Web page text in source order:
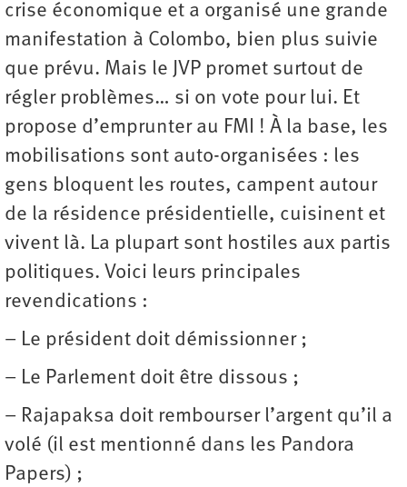
crise économique et a organisé une grande
manifestation à Colombo, bien plus suivie
que prévu. Mais le JVP promet surtout de
régler problèmes… si on vote pour lui. Et
propose d’emprunter au FMI ! À la base, les
mobilisations sont auto-organisées : les
gens bloquent les routes, campent autour
de la résidence présidentielle, cuisinent et
vivent là. La plupart sont hostiles aux partis
politiques. Voici leurs principales
revendications :
– Le président doit démissionner ;
– Le Parlement doit être dissous ;
– Rajapaksa doit rembourser l’argent qu’il a
volé (il est mentionné dans les Pandora
Papers) ;